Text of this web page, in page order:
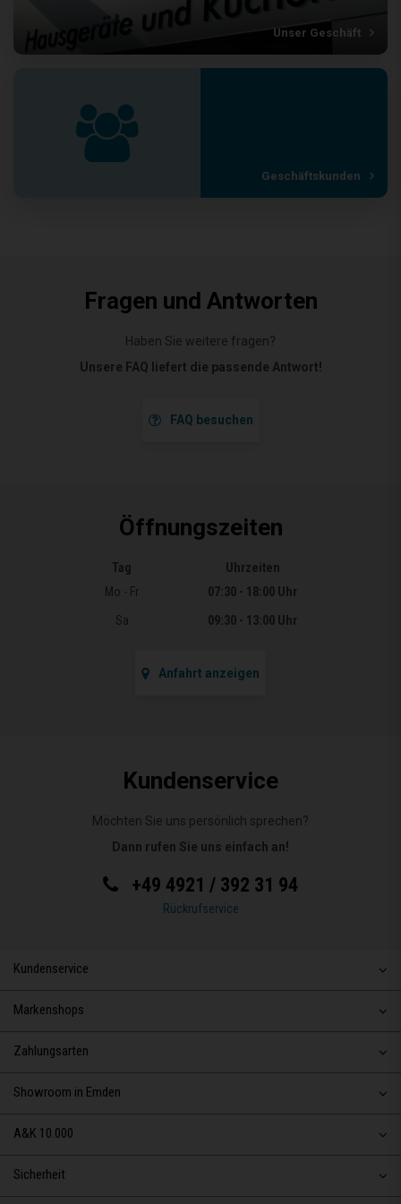
Unser Geschäft
Geschäftskunden
Fragen und Antworten
Haben Sie weitere fragen?
Unsere FAQ liefert die passende Antwort!
FAQ besuchen
Öffnungszeiten
Öffnungszeiten
Tag
Uhrzeiten
Mo - Fr
07:30 - 18:00 Uhr
Sa
09:30 - 13:00 Uhr
Anfahrt anzeigen
Kundenservice
Möchten Sie uns persönlich sprechen?
Dann rufen Sie uns einfach an!
+49 4921 / 392 31 94
Rückrufservice
Kundenservice
Markenshops
Zahlungsarten
Showroom in Emden
A&K 10.000
Sicherheit